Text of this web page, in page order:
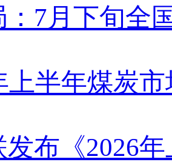
：7月下旬全
上半年煤炭
发布《2026